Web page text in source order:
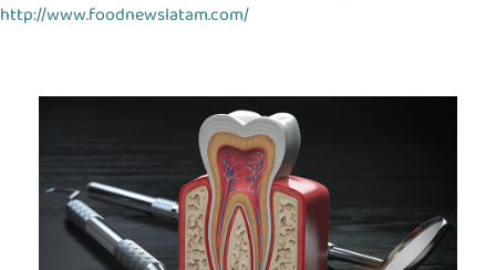
http://www.foodnewslatam.com/